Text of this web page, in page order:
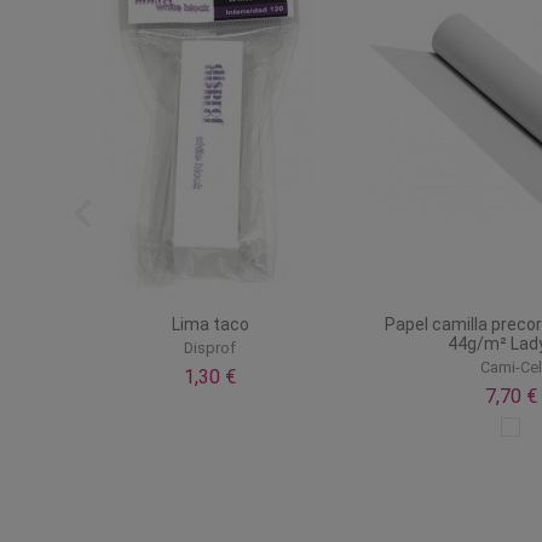
Lima taco
Disprof
1,30 €
Papel camilla
44g/m²
Cami-Cel
7,70 €